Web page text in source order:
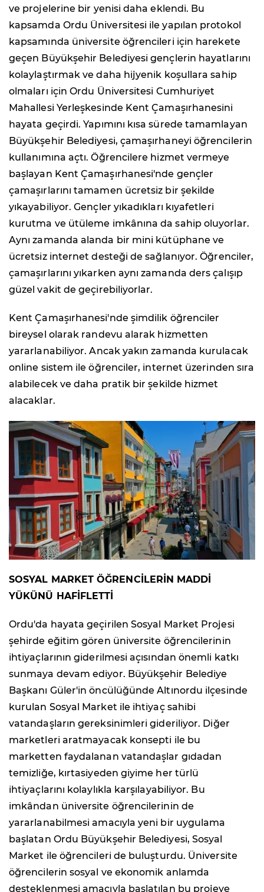
ve projelerine bir yenisi daha eklendi. Bu
kapsamda Ordu Üniversitesi ile yapılan protokol
kapsamında üniversite öğrencileri için harekete
geçen Büyükşehir Belediyesi gençlerin hayatlarını
kolaylaştırmak ve daha hijyenik koşullara sahip
olmaları için Ordu Üniversitesi Cumhuriyet
Mahallesi Yerleşkesinde Kent Çamaşırhanesini
hayata geçirdi. Yapımını kısa sürede tamamlayan
Büyükşehir Belediyesi, çamaşırhaneyi öğrencilerin
kullanımına açtı. Öğrencilere hizmet vermeye
başlayan Kent Çamaşırhanesi'nde gençler
çamaşırlarını tamamen ücretsiz bir şekilde
yıkayabiliyor. Gençler yıkadıkları kıyafetleri
kurutma ve ütüleme imkânına da sahip oluyorlar.
Aynı zamanda alanda bir mini kütüphane ve
ücretsiz internet desteği de sağlanıyor. Öğrenciler,
çamaşırlarını yıkarken aynı zamanda ders çalışıp
güzel vakit de geçirebiliyorlar.
Kent Çamaşırhanesi'nde şimdilik öğrenciler
bireysel olarak randevu alarak hizmetten
yararlanabiliyor. Ancak yakın zamanda kurulacak
online sistem ile öğrenciler, internet üzerinden sıra
alabilecek ve daha pratik bir şekilde hizmet
alacaklar.
SOSYAL MARKET ÖĞRENCİLERİN MADDİ
YÜKÜNÜ HAFİFLETTİ
Ordu'da hayata geçirilen Sosyal Market Projesi
şehirde eğitim gören üniversite öğrencilerinin
ihtiyaçlarının giderilmesi açısından önemli katkı
sunmaya devam ediyor. Büyükşehir Belediye
Başkanı Güler'in öncülüğünde Altınordu ilçesinde
kurulan Sosyal Market ile ihtiyaç sahibi
vatandaşların gereksinimleri gideriliyor. Diğer
marketleri aratmayacak konsepti ile bu
marketten faydalanan vatandaşlar gıdadan
temizliğe, kırtasiyeden giyime her türlü
ihtiyaçlarını kolaylıkla karşılayabiliyor. Bu
imkândan üniversite öğrencilerinin de
yararlanabilmesi amacıyla yeni bir uygulama
başlatan Ordu Büyükşehir Belediyesi, Sosyal
Market ile öğrencileri de buluşturdu. Üniversite
öğrencilerin sosyal ve ekonomik anlamda
desteklenmesi amacıyla başlatılan bu projeye